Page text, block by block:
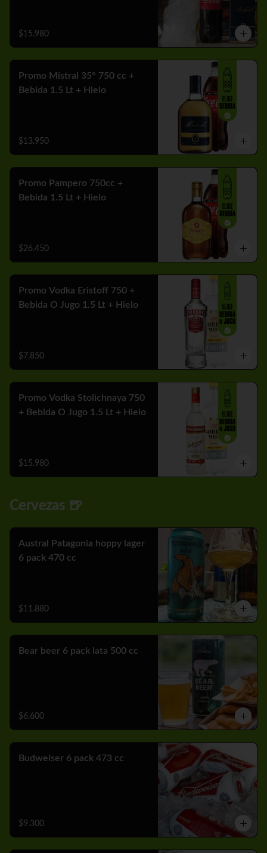
$15.980
Promo Mistral 35° 750 cc +
Bebida 1.5 Lt + Hielo
$13.950
Promo Pampero 750cc +
Bebida 1.5 Lt + Hielo
$26.450
Promo Vodka Eristoff 750 +
Bebida O Jugo 1.5 Lt + Hielo
$7.850
Promo Vodka Stolichnaya 750
+ Bebida O Jugo 1.5 Lt + Hielo
$15.980
Cervezas 🍺
Austral Patagonia hoppy lager
6 pack 470 cc
$11.880
Bear beer 6 pack lata 500 cc
$6.600
Budweiser 6 pack 473 cc
$9.300